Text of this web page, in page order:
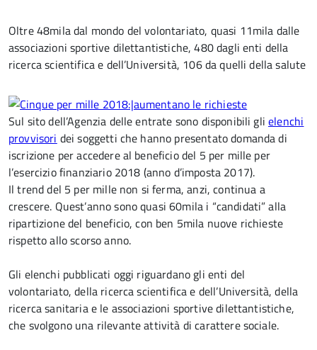
Oltre 48mila dal mondo del volontariato, quasi 11mila dalle
associazioni sportive dilettantistiche, 480 dagli enti della
ricerca scientifica e dell’Università, 106 da quelli della salute
Sul sito dell’Agenzia delle entrate sono disponibili glielenchi
provvisori dei soggetti che hanno presentato domanda di
iscrizione per accedere al beneficio del 5 per mille per
l’esercizio finanziario 2018 (anno d’imposta 2017).
Il trend del 5 per mille non si ferma, anzi, continua a
crescere. Quest’anno sono quasi 60mila i “candidati” alla
ripartizione del beneficio, con ben 5mila nuove richieste
rispetto allo scorso anno.
Gli elenchi pubblicati oggi riguardano gli enti del
volontariato, della ricerca scientifica e dell’Università, della
ricerca sanitaria e le associazioni sportive dilettantistiche,
che svolgono una rilevante attività di carattere sociale.